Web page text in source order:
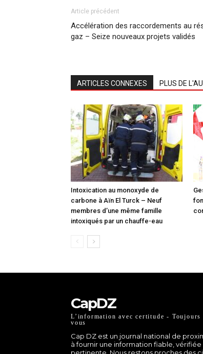
Article précédent
Accélération des raccordements au
gaz – Seize nouveaux projets validés
ARTICLES CONNEXES PLUS DE
Intoxication au monoxyde de
carbone à Aïn El Turck – Neuf
membres d’une même famille
intoxiqués par un chauffe-eau
CapDZ
L’information avec certitude - Toujours
vous
Cap DZ est un journal national de
à fournir une information fiable,